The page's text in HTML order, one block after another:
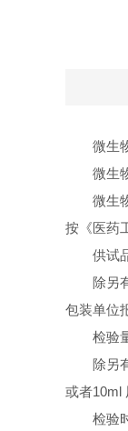
微生
微生
微生
按《医药
供试
除另
包装单位
检验
除另
或者10ml
检验